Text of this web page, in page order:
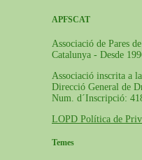
APFSCAT
Associació de Pares
Catalunya - Desde
Associació inscrita a
Direcció General de
Num. d´Inscripció:
LOPD Política de
Temes